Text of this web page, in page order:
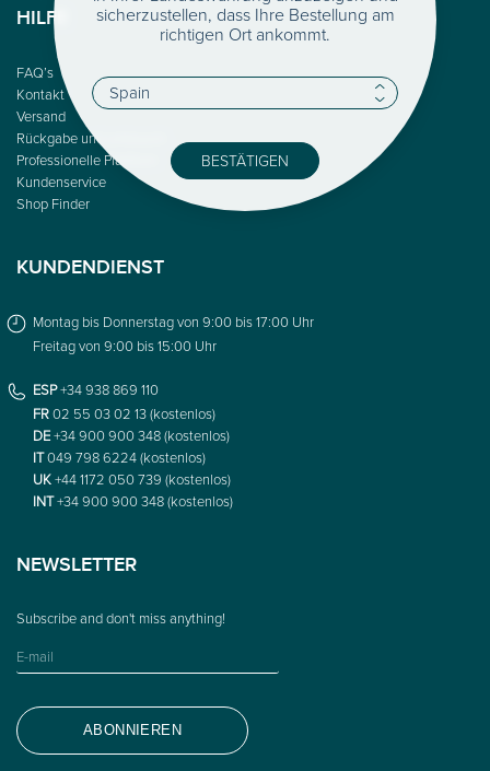
HILFE
FAQ’s
Kontakt
Versand
Rückgabe und umtausch
Professionelle Plattform
Kundenservice
Shop Finder
KUNDENDIENST
Montag bis Donnerstag von 9:00 bis 17:00 Uhr
Freitag von 9:00 bis 15:00 Uhr
ESP+34 938 869 110
FR02 55 03 02 13 (kostenlos)
DE+34 900 900 348 (kostenlos)
IT049 798 6224 (kostenlos)
UK+44 1172 050 739 (kostenlos)
INT+34 900 900 348 (kostenlos)
NEWSLETTER
sicherzustellen, dass Ihre Bestellung am
richtigen Ort ankommt.
BESTÄTIGEN